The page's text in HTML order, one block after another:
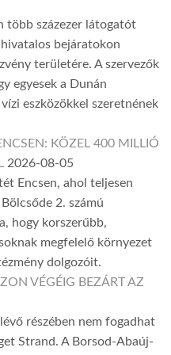
több százezer látogatót
bejáratokon
területére. A szervezők
egyesek a Dunán
eszközökkel szeretnének
KÖZEL 400 MILLIÓ
2026-08-05
Encsen, ahol teljesen
2. számú
hogy korszerűbb,
megfelelő környezet
dolgozóit.
VÉGÉIG BEZÁRT AZ
részében nem fogadhat
Strand. A Borsod-Abaúj-